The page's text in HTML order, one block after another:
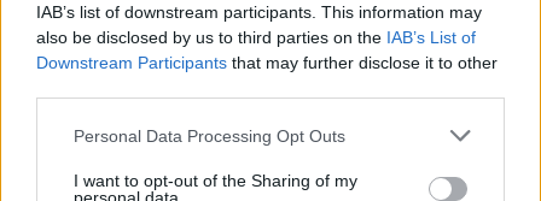
IAB’s list of downstream participants. This information may
also be disclosed by us to third parties on the IAB’s List of
Downstream Participants that may further disclose it to other
Please note that this website/app uses one or more Google
not limited to your visit or usage behaviour. You may click to
Personal Data Processing Opt Outs
I want to opt-out of the Sharing of my
«Είναι μία σημαντική ήμερα για τη Χαλκιδική, για τη
Θεσσαλονίκη, για τη Μακεδονία, γιατί παραδίδουμε
ένα έργο, το οποίο είχε ταλαιπωρήσει πάνω από 10
κυκλοφορία.